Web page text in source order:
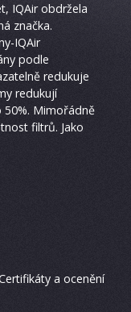
IQAir obdržela
značka.
IQAir
podle
redukuje
redukují
50%. Mimořádně
filtrů. Jako
a ocenění